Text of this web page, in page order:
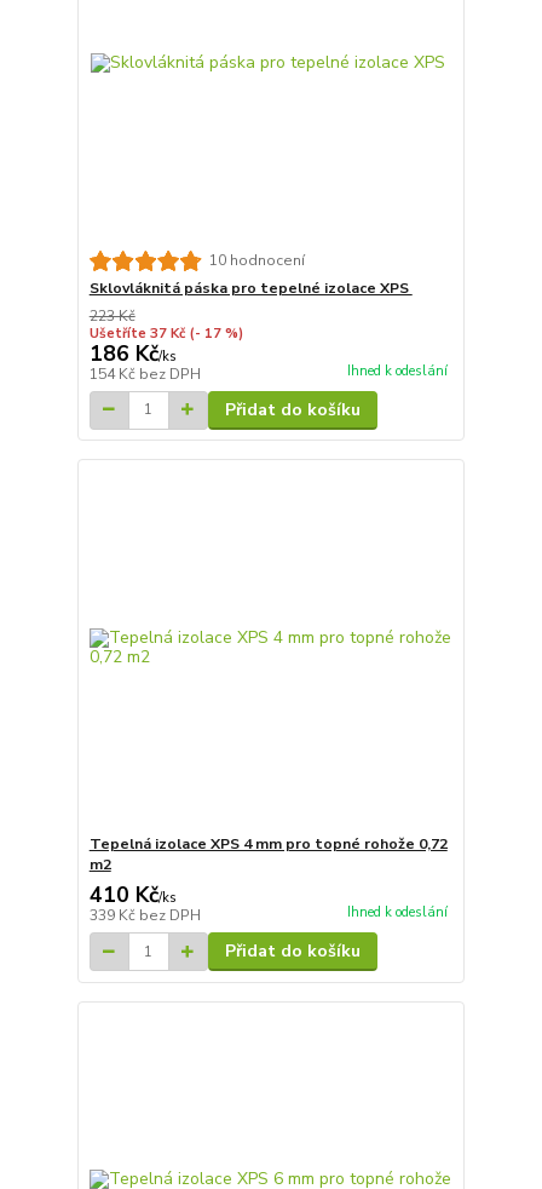
10 hodnocení
Sklovláknitá páska pro tepelné izolace XPS
223 Kč
Ušetříte 37 Kč (- 17 %)
186 Kč/ks
154 Kč bez DPH Ihned k odeslání
Přidat do košíku
Tepelná izolace XPS 4 mm pro topné rohože 0,72
m2
410 Kč/ks
339 Kč bez DPH Ihned k odeslání
Přidat do košíku